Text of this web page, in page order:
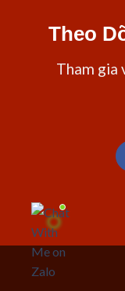
Theo
Tham gia